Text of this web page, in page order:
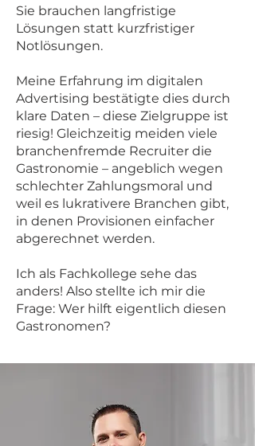
Sie brauchen langfristige
Lösungen statt kurzfristiger
Notlösungen.
Meine Erfahrung im digitalen
Advertising bestätigte dies durch
klare Daten – diese Zielgruppe ist
riesig! Gleichzeitig meiden viele
branchenfremde Recruiter die
Gastronomie – angeblich wegen
schlechter Zahlungsmoral und
weil es lukrativere Branchen gibt,
in denen Provisionen einfacher
abgerechnet werden.
Ich als Fachkollege sehe das
anders! Also stellte ich mir die
Frage: Wer hilft eigentlich diesen
Gastronomen?